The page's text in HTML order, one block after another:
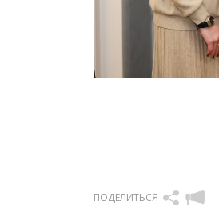
ПОДЕЛИТЬСЯ